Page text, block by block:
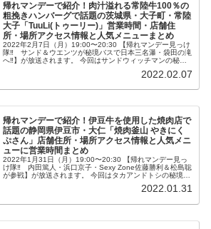
帰れマンデーで紹介！肉汁溢れる常陸牛100％の
粗挽きハンバーグで話題の茨城県・大子町・常陸
大子「TuuLi(トゥーリー)」営業時間・店舗住
所・場所アクセス情報と人気メニューまとめ
2022年2月7日（月）19:00〜20:30 【帰れマンデー見っけ
隊‼ サンド＆ウエンツが秘境バスで日本三名瀑・袋田の滝
へ‼】が放送されます。 今回はサンドウィッチマンの秘境
2022.02.07
帰れマンデーで紹介！伊豆牛を使用した焼肉店で
話題の静岡県伊豆市・大仁「焼肉釜山 やきにく
ぷさん」店舗住所・場所アクセス情報と人気メニ
ューに営業時間まとめ
2022年1月31日（月）19:00〜20:30 【帰れマンデー見っ
け隊‼ 内田篤人・浜口京子・Sexy Zone佐藤勝利＆松島聡
が参戦】が放送されます。 今回はタカアンドトシの秘境バ
2022.01.31